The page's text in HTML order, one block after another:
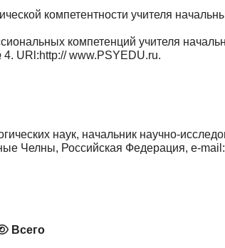
компетентности учителя
компетенций учителя
URl:http:// www.PSYEDU.ru.
наук, начальник научно-
Челны, Российская Федерация, e-
Всего